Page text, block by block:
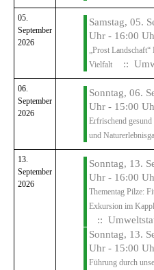
05.
September
2026
Samstag, 05.
Uhr - 16:00
„Prost
Vielfalt
::
06.
September
2026
Sonntag, 06.
Uhr - 15:00
Erfrischend
und
13.
September
2026
Sonntag, 13.
Uhr - 16:00
Thementag Pilze:
Exkursion im
::
Sonntag, 13.
Uhr - 15:00
Führung durch